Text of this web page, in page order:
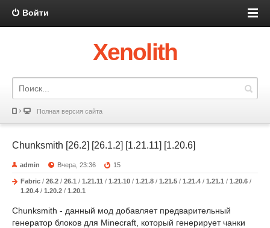
Войти
Xenolith
Полная версия сайта
Chunksmith [26.2] [26.1.2] [1.21.11] [1.20.6]
admin Вчера, 23:36 15
Fabric / 26.2 / 26.1 / 1.21.11 / 1.21.10 / 1.21.8 / 1.21.5 / 1.21.4 / 1.21.1 / 1.20.6 /
1.20.4 / 1.20.2 / 1.20.1
Chunksmith - данный мод добавляет предварительный
генератор блоков для Minecraft, который генерирует чанки